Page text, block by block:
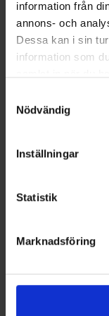
information från
annons- och
Dessa kan i sin
information som
Nödvändig
Inställningar
Statistik
Marknadsföring
Minsta
Maximal
Akterspegelns höjd
Garanti vid fritidsbruk
Bildgalleri